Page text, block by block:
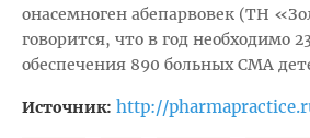
онасемноген абепарвовек (ТН
говорится, что в год необходимо
обеспечения 890 больных СМА
Источник: http://